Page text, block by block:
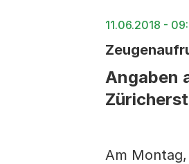
11.06.2018 -
Angaben
Am Montag,